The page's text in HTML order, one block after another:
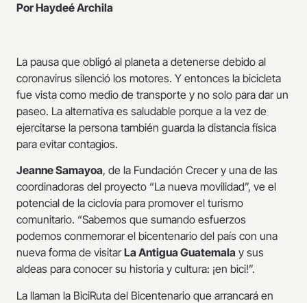
Por Haydeé Archila
La pausa que obligó al planeta a detenerse debido al
coronavirus silenció los motores. Y entonces la bicicleta
fue vista como medio de transporte y no solo para dar un
paseo. La alternativa es saludable porque a la vez de
ejercitarse la persona también guarda la distancia física
para evitar contagios.
Jeanne Samayoa, de la Fundación Crecer y una de las
coordinadoras del proyecto “La nueva movilidad”, ve el
potencial de la ciclovía para promover el turismo
comunitario. “Sabemos que sumando esfuerzos
podemos conmemorar el bicentenario del país con una
nueva forma de visitarLa Antigua Guatemala y sus
aldeas para conocer su historia y cultura: ¡en bici!”.
La llaman la BiciRuta del Bicentenario que arrancará en